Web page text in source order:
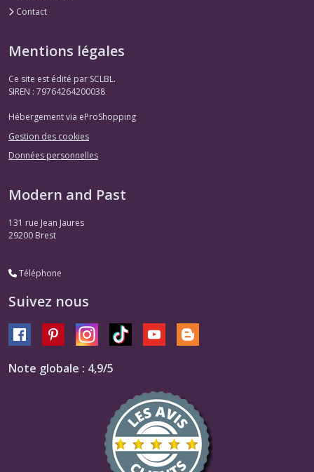
Contact
Mentions légales
Ce site est édité par SCLBL.
SIREN : 79764264200038
Hébergement via eProShopping
Gestion des cookies
Données personnelles
Modern and Past
131 rue Jean Jaures
29200 Brest
Téléphone
Suivez nous
Note globale : 4,9/5